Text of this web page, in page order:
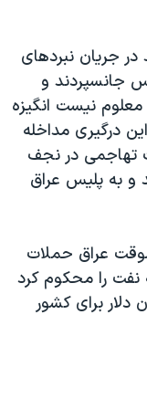
جريان نبردهای
پليس جانسپردند و
معلوم نيست انگيزه
درگيری مداخله
تهاجمی در نجف
و به پليس عراق
عراق حملات
نفت را محکوم کرد
بيش از ۲۰۰ ميليون دلار برای کشور